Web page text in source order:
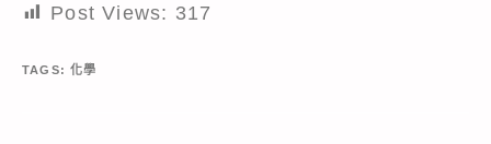
Post Views: 317
TAGS:化學